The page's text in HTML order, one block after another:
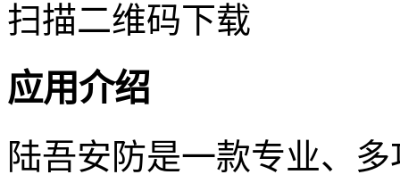
扫描二维码下载
应用介绍
陆吾安防是一款专业、